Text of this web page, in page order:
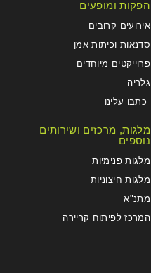
הפקות ומופעים
אירועים קרובים
סדנאות וכיתות אמן
פרוייקטים מיוחדים
גלריה
כתבו עלינו
מלגות, מרכזים ושירותים
נוספים
מלגות פנימיות
מלגות חיצוניות
מתנ"א
המרכז לפיתוח קריירה